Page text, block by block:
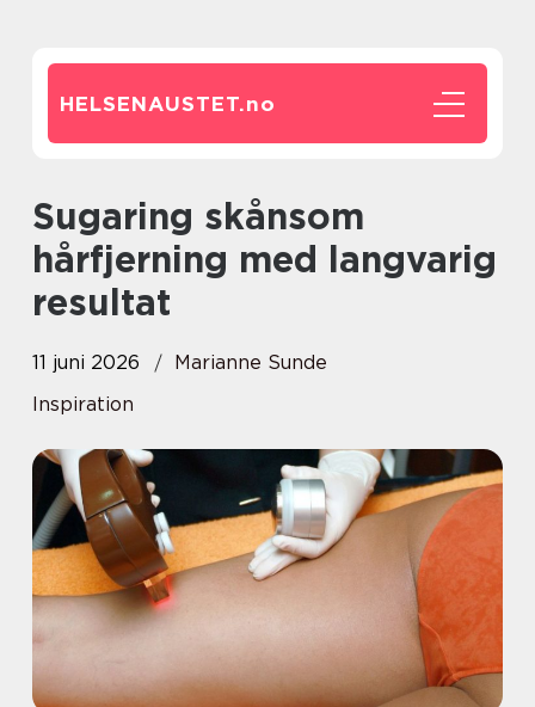
HELSENAUSTET.no
Sugaring skånsom
hårfjerning med langvarig
resultat
11 juni 2026
Marianne Sunde
Inspiration